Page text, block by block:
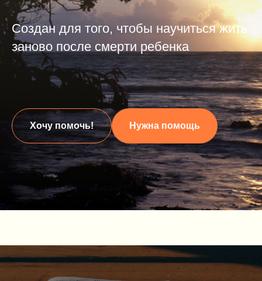
Создан для того, чтобы научиться жить
заново после смерти ребенка
Хочу помочь! Нужна помощь